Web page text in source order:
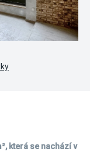
která se nachází v